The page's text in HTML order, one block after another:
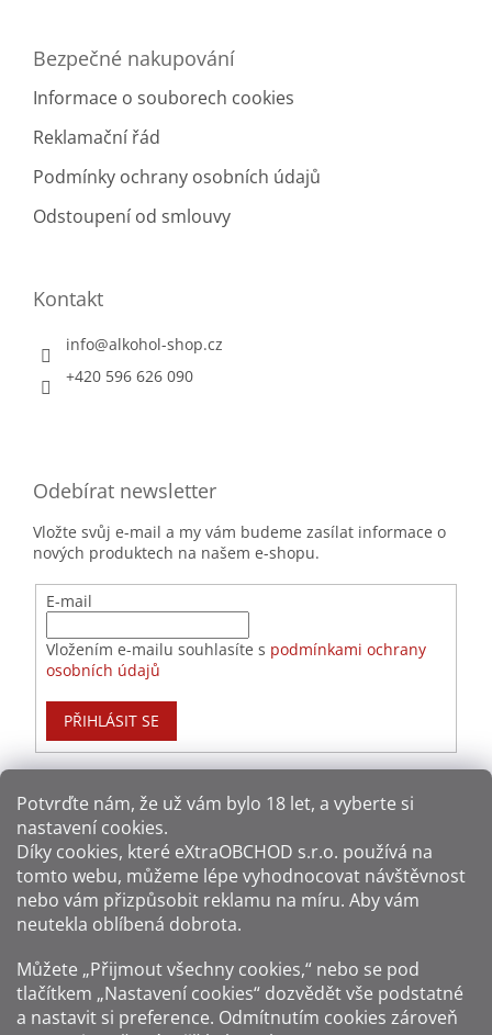
Potvrďte nám​​, že už vám bylo 18 let, a vyberte si
nastavení cookies.
Díky cookies, které eXtraOBCHOD s.r.o. používá na
tomto webu, můžeme lépe vyhodnocovat návštěvnost
nebo vám přizpůsobit reklamu na míru. Aby vám
neutekla oblíbená dobrota.
Můžete „Přijmout všechny cookies,“ nebo se pod
tlačítkem „Nastavení cookies“ dozvědět vše podstatné
a nastavit si preference. Odmítnutím cookies zároveň
Bezpečné nakupování
Informace o souborech cookies
Reklamační řád
Podmínky ochrany osobních údajů
Odstoupení od smlouvy
Kontakt
info@alkohol-shop.cz
+420 596 626 090
Odebírat newsletter
Vložte svůj e-mail a my vám budeme zasílat informace o
nových produktech na našem e-shopu.
E-mail
Vložením e-mailu souhlasíte s podmínkami ochrany
osobních údajů
PŘIHLÁSIT SE
Způsoby dopravy: